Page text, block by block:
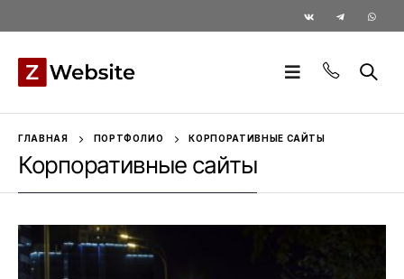
ГЛАВНАЯ ПОРТФОЛИО КОРПОРАТИВНЫЕ САЙТЫ
Корпоративные сайты